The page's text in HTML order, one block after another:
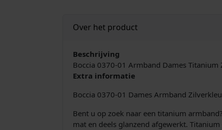
Over het product
Beschrijving
Boccia 0370-01 Armband Dames Titanium
Extra informatie
Boccia 0370-01 Dames Armband
Bent u op zoek naar een titanium
mat en deels glanzend afgewerkt.